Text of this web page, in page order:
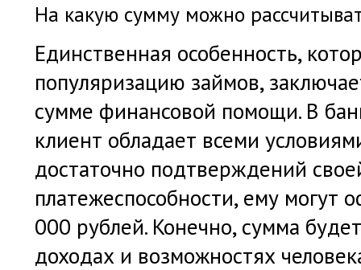
На какую сумму можно
Единственная особенность,
популяризацию займов,
сумме финансовой помощи. В
клиент обладает всеми
достаточно подтверждений
платежеспособности, ему могут
000 рублей. Конечно, сумма
доходах и возможностях